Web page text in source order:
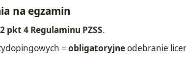
na egzamin
pkt 4 Regulaminu PZSS.
=obligatoryjne odebranie